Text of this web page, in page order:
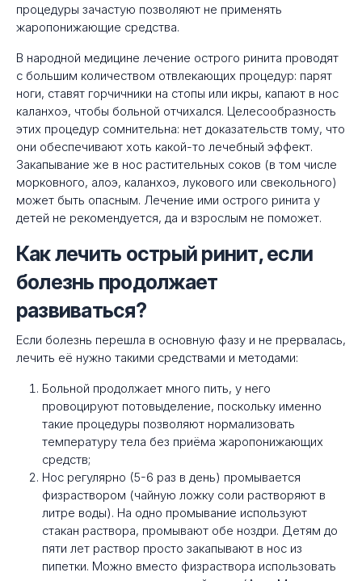
процедуры зачастую позволяют не применять
жаропонижающие средства.
В народной медицине лечение острого ринита проводят
с большим количеством отвлекающих процедур: парят
ноги, ставят горчичники на стопы или икры, капают в нос
каланхоэ, чтобы больной отчихался. Целесообразность
этих процедур сомнительна: нет доказательств тому, что
они обеспечивают хоть какой-то лечебный эффект.
Закапывание же в нос растительных соков (в том числе
морковного, алоэ, каланхоэ, лукового или свекольного)
может быть опасным. Лечение ими острого ринита у
детей не рекомендуется, да и взрослым не поможет.
Как лечить острый ринит, если
болезнь продолжает
развиваться?
Если болезнь перешла в основную фазу и не прервалась,
лечить её нужно такими средствами и методами:
Больной продолжает много пить, у него
провоцируют потовыделение, поскольку именно
такие процедуры позволяют нормализовать
температуру тела без приёма жаропонижающих
средств;
Нос регулярно (5-6 раз в день) промывается
физраствором (чайную ложку соли растворяют в
литре воды). На одно промывание используют
стакан раствора, промывают обе ноздри. Детям до
пяти лет раствор просто закапывают в нос из
пипетки. Можно вместо физраствора использовать